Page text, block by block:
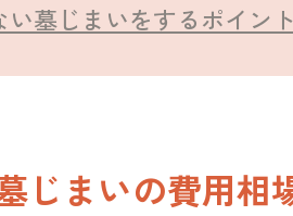
い墓じまいをするポイン
じまいの費用相